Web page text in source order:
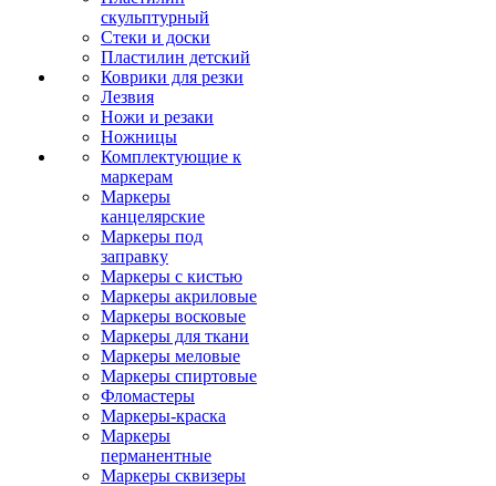
скульптурный
Стеки и доски
Пластилин детский
Коврики для резки
Лезвия
Ножи и резаки
Ножницы
Комплектующие к
маркерам
Маркеры
канцелярские
Маркеры под
заправку
Маркеры с кистью
Маркеры акриловые
Маркеры восковые
Маркеры для ткани
Маркеры меловые
Маркеры спиртовые
Фломастеры
Маркеры-краска
Маркеры
перманентные
Маркеры сквизеры